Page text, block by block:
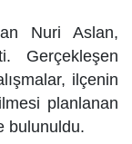
Nuri Aslan,
Gerçekleşen
ilçenin
planlanan
bulunuldu.